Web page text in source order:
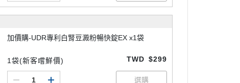
加價購-UDR專利白腎豆澱粉暢快錠EX x1袋
1袋(新客嚐鮮價) TWD $299